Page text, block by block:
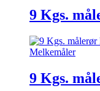
9 Kgs.
Melkemåler
9 Kgs.